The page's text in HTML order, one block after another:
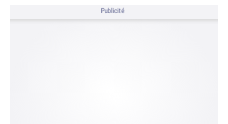
Publicité